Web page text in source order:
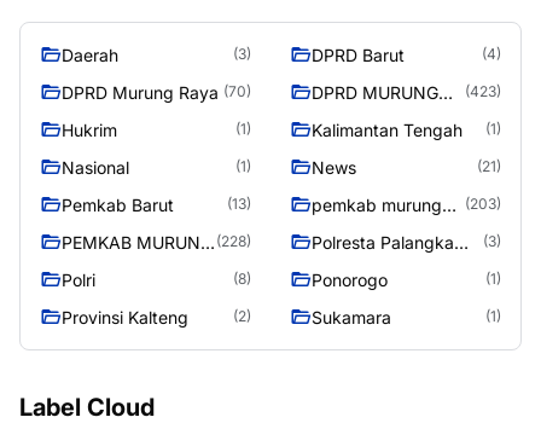
Daerah (3) DPRD Barut (4)
DPRD Murung Raya (70)
DPRD MURUNG
(423)
Hukrim (1) Kalimantan Tengah (1)
Nasional (1) News (21)
Pemkab Barut (13)
pemkab murung
(203)
PEMKAB MURUNG (228)
Polresta Palangka
(3)
Polri (8) Ponorogo (1)
Provinsi Kalteng (2) Sukamara (1)
Label Cloud